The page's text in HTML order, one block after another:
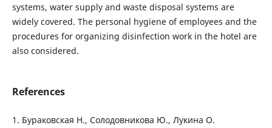
systems, water supply and waste disposal systems are
widely covered. The personal hygiene of employees and the
procedures for organizing disinfection work in the hotel are
also considered.
References
1. Бураковская Н., Солодовникова Ю., Лукина О.